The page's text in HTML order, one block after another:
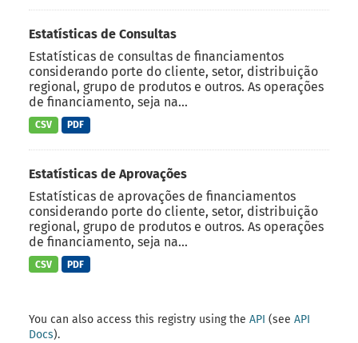
Estatísticas de Consultas
Estatísticas de consultas de financiamentos
considerando porte do cliente, setor, distribuição
regional, grupo de produtos e outros. As operações
de financiamento, seja na...
CSV PDF
Estatísticas de Aprovações
Estatísticas de aprovações de financiamentos
considerando porte do cliente, setor, distribuição
regional, grupo de produtos e outros. As operações
de financiamento, seja na...
CSV PDF
You can also access this registry using the API (see API
Docs).